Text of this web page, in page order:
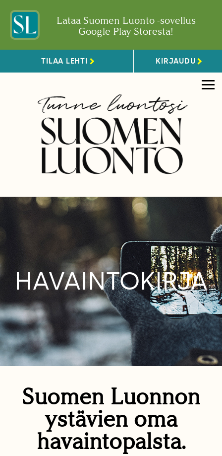
Lataa Suomen Luonto -sovellus
Google Play Storesta!
TILAA LEHTI KIRJAUDU
HAVAINTOKIRJA
Suomen Luonnon
ystävien oma
havaintopalsta.